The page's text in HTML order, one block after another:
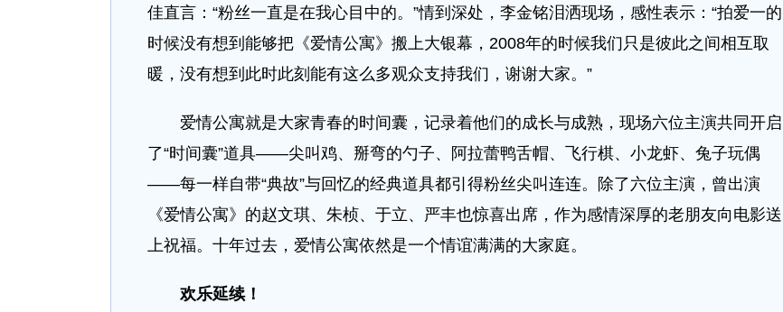
佳直言：“粉丝一直是在我心目中的。”情到深处，李金铭泪洒现场，感性表示：“拍爱一的
时候没有想到能够把《爱情公寓》搬上大银幕，2008年的时候我们只是彼此之间相互取
暖，没有想到此时此刻能有这么多观众支持我们，谢谢大家。”
爱情公寓就是大家青春的时间囊，记录着他们的成长与成熟，现场六位主演共同开启
了“时间囊”道具——尖叫鸡、掰弯的勺子、阿拉蕾鸭舌帽、飞行棋、小龙虾、兔子玩偶
——每一样自带“典故”与回忆的经典道具都引得粉丝尖叫连连。除了六位主演，曾出演
《爱情公寓》的赵文琪、朱桢、于立、严丰也惊喜出席，作为感情深厚的老朋友向电影送
上祝福。十年过去，爱情公寓依然是一个情谊满满的大家庭。
欢乐延续！